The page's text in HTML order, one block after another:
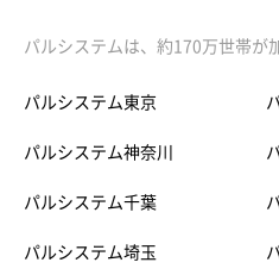
パルシステムは、約170万世帯が
パルシステム東京
パルシステム神奈川
パルシステム千葉
パルシステム埼玉